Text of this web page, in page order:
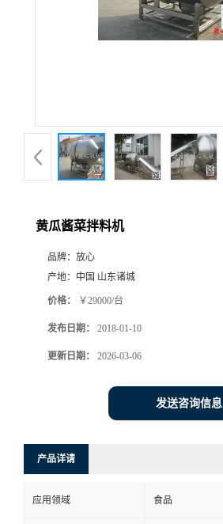
黄瓜酱菜拌料机
品牌： 放心
产地： 中国 山东诸城
价格： ￥29000/台
发布日期： 2018-01-10
更新日期： 2026-03-06
发送咨询信息
产品详请
应用领域 食品